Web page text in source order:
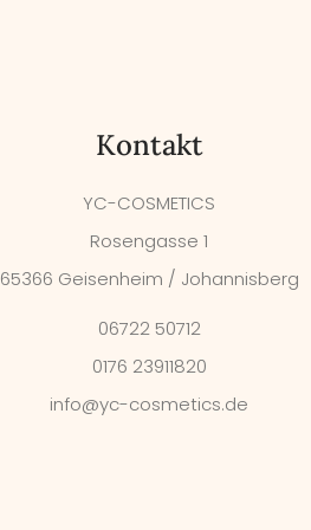
Kontakt
YC-COSMETICS
Rosengasse 1
65366 Geisenheim / Johannisberg
06722 50712
0176 23911820
info@yc-cosmetics.de